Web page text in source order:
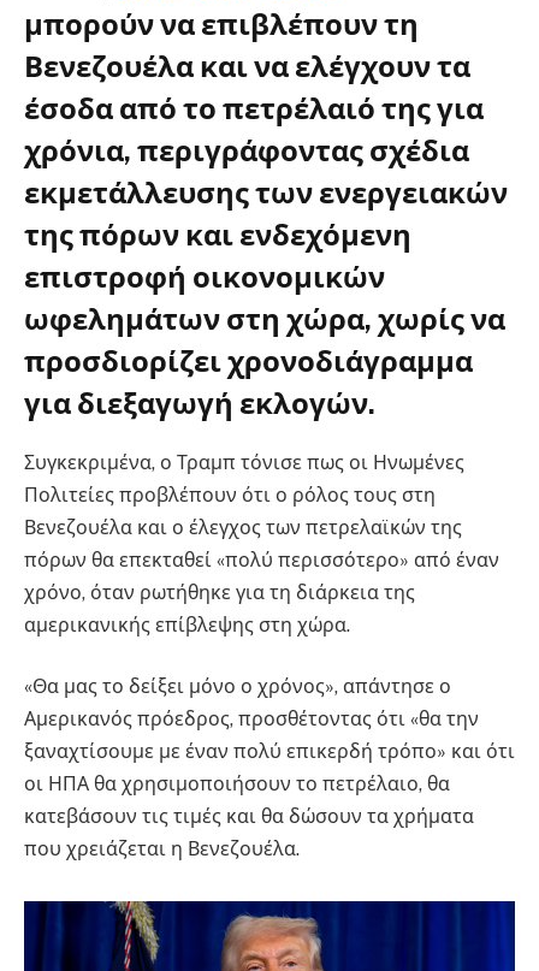
μπορούν να επιβλέπουν τη
Βενεζουέλα και να ελέγχουν τα
έσοδα από το πετρέλαιό της για
χρόνια, περιγράφοντας σχέδια
εκμετάλλευσης των ενεργειακών
της πόρων και ενδεχόμενη
επιστροφή οικονομικών
ωφελημάτων στη χώρα, χωρίς να
προσδιορίζει χρονοδιάγραμμα
για διεξαγωγή εκλογών.
Συγκεκριμένα, ο Τραμπ τόνισε πως οι Ηνωμένες
Πολιτείες προβλέπουν ότι ο ρόλος τους στη
Βενεζουέλα και ο έλεγχος των πετρελαϊκών της
πόρων θα επεκταθεί «πολύ περισσότερο» από έναν
χρόνο, όταν ρωτήθηκε για τη διάρκεια της
αμερικανικής επίβλεψης στη χώρα.
«Θα μας το δείξει μόνο ο χρόνος», απάντησε ο
Αμερικανός πρόεδρος, προσθέτοντας ότι «θα την
ξαναχτίσουμε με έναν πολύ επικερδή τρόπο» και ότι
οι ΗΠΑ θα χρησιμοποιήσουν το πετρέλαιο, θα
κατεβάσουν τις τιμές και θα δώσουν τα χρήματα
που χρειάζεται η Βενεζουέλα.